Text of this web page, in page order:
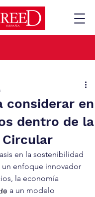
considerar en
dentro de la
Circular
en la sostenibilidad
un enfoque innovador
la economía
a un modelo